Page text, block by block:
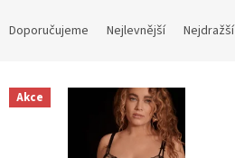
n
Doporučujeme Nejlevnější Nejdražší
V Akce